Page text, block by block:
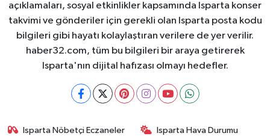
açıklamaları, sosyal etkinlikler kapsamında Isparta konser
takvimi ve gönderiler için gerekli olan Isparta posta kodu
bilgileri gibi hayatı kolaylaştıran verilere de yer verilir.
haber32.com, tüm bu bilgileri bir araya getirerek
Isparta'nın dijital hafızası olmayı hedefler.
Isparta Nöbetçi Eczaneler Isparta Hava Durumu